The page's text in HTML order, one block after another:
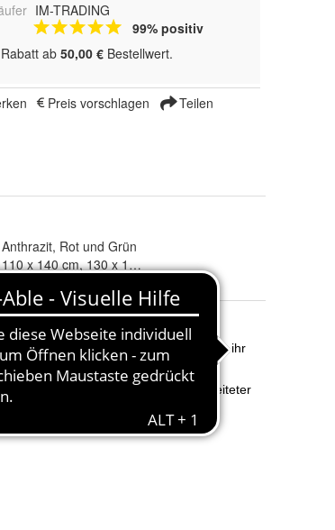
IM-TRADING
99% positiv
Rabatt ab 50,00 € Bestellwert.
Preis vorschlagen Teilen
Anthrazit, Rot und Grün
110 x 140 cm, 130 x 160 cm und 130 x 220 cm